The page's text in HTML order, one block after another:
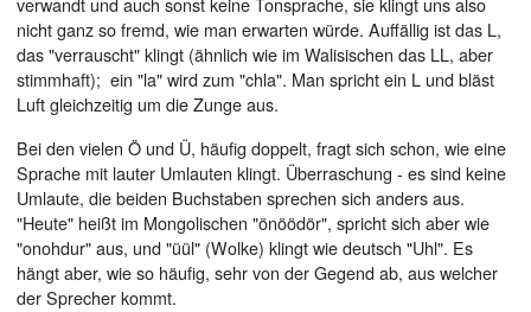
nicht ganz so fremd, wie man erwarten würde. Auffällig ist das L,
das "verrauscht" klingt (ähnlich wie im Walisischen das LL, aber
stimmhaft); ein "la" wird zum "chla". Man spricht ein L und bläst
Luft gleichzeitig um die Zunge aus.
Bei den vielen Ö und Ü, häufig doppelt, fragt sich schon, wie eine
Sprache mit lauter Umlauten klingt. Überraschung - es sind keine
Umlaute, die beiden Buchstaben sprechen sich anders aus.
"Heute" heißt im Mongolischen "önöödör", spricht sich aber wie
"onohdur" aus, und "üül" (Wolke) klingt wie deutsch "Uhl". Es
hängt aber, wie so häufig, sehr von der Gegend ab, aus welcher
der Sprecher kommt.